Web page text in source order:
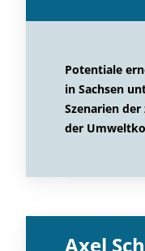
Potentiale
in Sachsen
Szenarien
der
Axel